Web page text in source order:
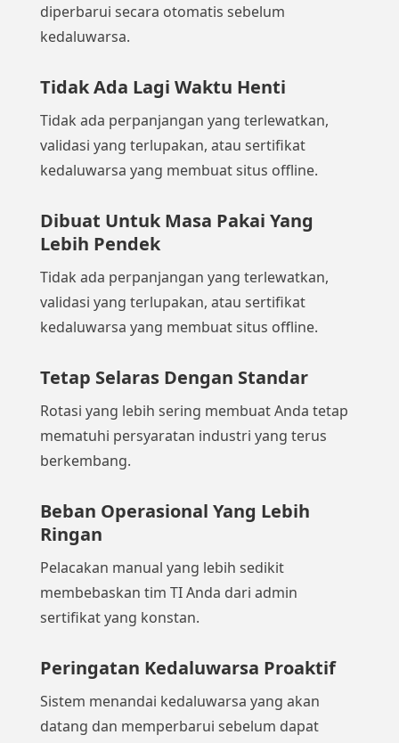
diperbarui secara otomatis sebelum
kedaluwarsa.
Tidak Ada Lagi Waktu Henti
Tidak ada perpanjangan yang terlewatkan,
validasi yang terlupakan, atau sertifikat
kedaluwarsa yang membuat situs offline.
Dibuat Untuk Masa Pakai Yang
Lebih Pendek
Tidak ada perpanjangan yang terlewatkan,
validasi yang terlupakan, atau sertifikat
kedaluwarsa yang membuat situs offline.
Tetap Selaras Dengan Standar
Rotasi yang lebih sering membuat Anda tetap
mematuhi persyaratan industri yang terus
berkembang.
Beban Operasional Yang Lebih
Ringan
Pelacakan manual yang lebih sedikit
membebaskan tim TI Anda dari admin
sertifikat yang konstan.
Peringatan Kedaluwarsa Proaktif
Sistem menandai kedaluwarsa yang akan
datang dan memperbarui sebelum dapat